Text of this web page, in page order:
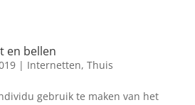
en bellen
| Internetten, Thuis
gebruik te maken van het